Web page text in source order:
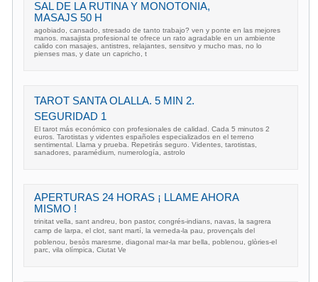
SAL DE LA RUTINA Y MONOTONIA,
MASAJS 50 H
agobiado, cansado, stresado de tanto trabajo? ven y ponte en las mejores
manos. masajista profesional te ofrece un rato agradable en un ambiente
calido con masajes, antistres, relajantes, sensitvo y mucho mas, no lo
pienses mas, y date un capricho, t
TAROT SANTA OLALLA. 5 MIN 2.
SEGURIDAD 1
El tarot más económico con profesionales de calidad. Cada 5 minutos 2
euros. Tarotistas y videntes españoles especializados en el terreno
sentimental. Llama y prueba. Repetirás seguro. Videntes, tarotistas,
sanadores, paramédium, numerología, astrolo
APERTURAS 24 HORAS ¡ LLAME AHORA
MISMO !
trinitat vella, sant andreu, bon pastor, congrés-indians, navas, la sagrera
camp de larpa, el clot, sant martí, la verneda-la pau, provençals del
poblenou, besòs maresme, diagonal mar-la mar bella, poblenou, glòries-el
parc, vila olímpica, Ciutat Ve